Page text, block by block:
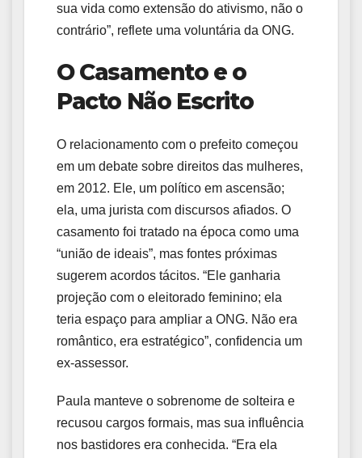
sua vida como extensão do ativismo, não o
contrário”, reflete uma voluntária da ONG.
O Casamento e o
Pacto Não Escrito
O relacionamento com o prefeito começou
em um debate sobre direitos das mulheres,
em 2012. Ele, um político em ascensão;
ela, uma jurista com discursos afiados. O
casamento foi tratado na época como uma
“união de ideais”, mas fontes próximas
sugerem acordos tácitos. “Ele ganharia
projeção com o eleitorado feminino; ela
teria espaço para ampliar a ONG. Não era
romântico, era estratégico”, confidencia um
ex-assessor.
Paula manteve o sobrenome de solteira e
recusou cargos formais, mas sua influência
nos bastidores era conhecida. “Era ela